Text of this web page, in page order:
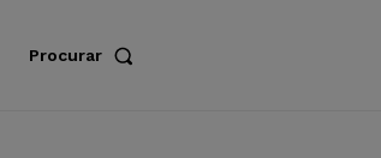
Procurar